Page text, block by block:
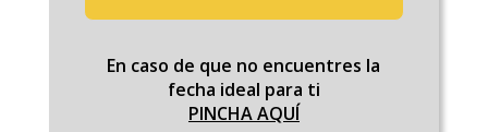
En caso de que no encuentres la
fecha ideal para ti
PINCHA AQUÍ